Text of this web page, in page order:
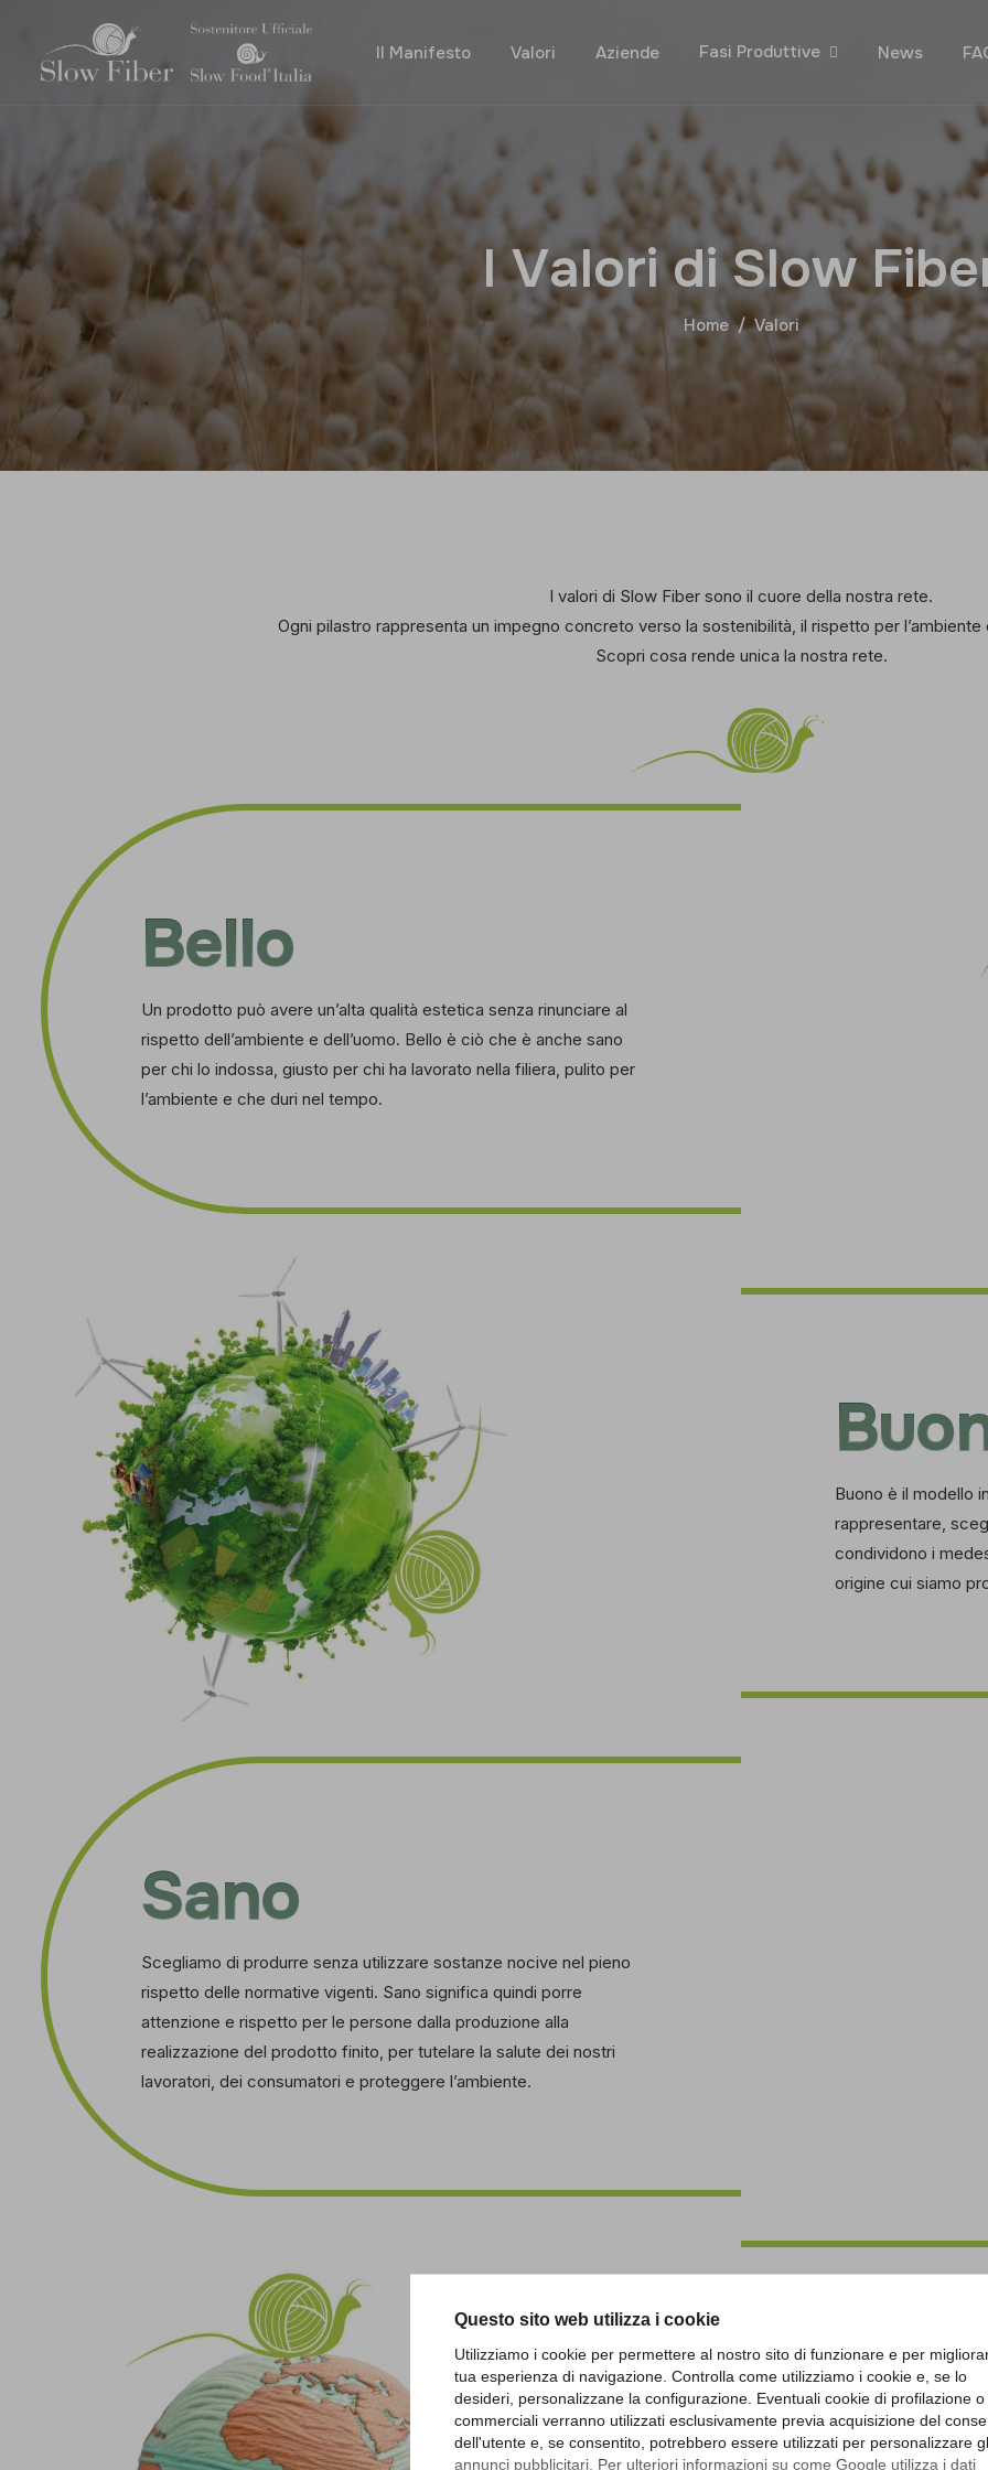
Questo sito web utilizza i cookie
Utilizziamo i cookie per permettere al nostro sito di funzionare e per
tua esperienza di navigazione. Controlla come utilizziamo i cookie e, se lo
desideri, personalizzane la configurazione. Eventuali cookie di profilazione o
commerciali verranno utilizzati esclusivamente previa acquisizione del
dell'utente e, se consentito, potrebbero essere utilizzati per personalizzare
annunci pubblicitari. Per ulteriori informazioni su come Google utilizza i dati
Il Manifesto Valori Aziende Fasi Produttive News
I Valori di Slow Fibe
Home Valori
I valori di Slow Fiber sono il cuore della nostra rete.
Ogni pilastro rappresenta un impegno concreto verso la sostenibilità, il rispetto per
Scopri cosa rende unica la nostra rete.
Bello
Un prodotto può avere un’alta qualità estetica senza rinunciare al
rispetto dell’ambiente e dell’uomo. Bello è ciò che è anche sano
per chi lo indossa, giusto per chi ha lavorato nella filiera, pulito per
l’ambiente e che duri nel tempo.
Buono è il modello
rappresentare,
condividono i
origine cui siamo
Sano
Scegliamo di produrre senza utilizzare sostanze nocive nel pieno
rispetto delle normative vigenti. Sano significa quindi porre
attenzione e rispetto per le persone dalla produzione alla
realizzazione del prodotto finito, per tutelare la salute dei nostri
lavoratori, dei consumatori e proteggere l’ambiente.
Pulito significa